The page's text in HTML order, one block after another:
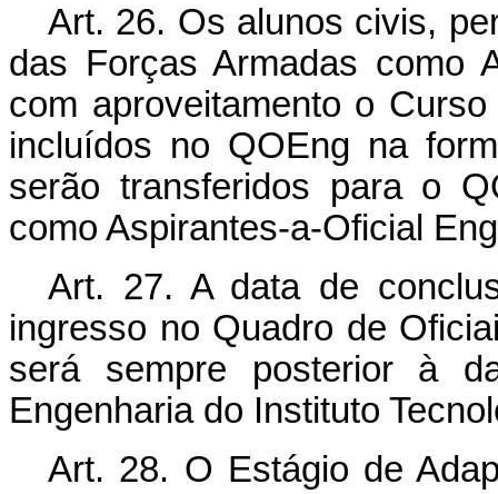
Art. 26. Os alunos civis,
das Forças Armadas como
com aproveitamento o
incluídos no QOEng na
serão transferidos para o
como Aspirantes-a-Oficial
Art. 27. A data de
ingresso no Quadro de
será sempre posterior à
Engenharia do Instituto
Art. 28. O Estágio de